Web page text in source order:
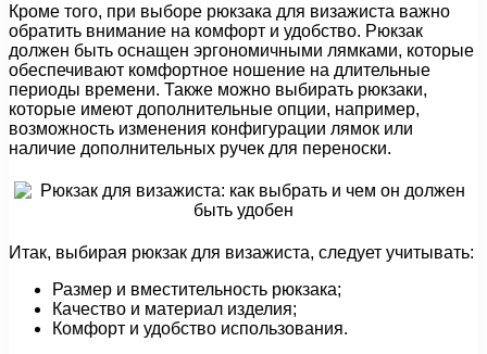
Кроме того, при выборе рюкзака для визажиста важно
обратить внимание на комфорт и удобство. Рюкзак
должен быть оснащен эргономичными лямками, которые
обеспечивают комфортное ношение на длительные
периоды времени. Также можно выбирать рюкзаки,
которые имеют дополнительные опции, например,
возможность изменения конфигурации лямок или
наличие дополнительных ручек для переноски.
Итак, выбирая рюкзак для визажиста, следует учитывать:
Размер и вместительность рюкзака;
Качество и материал изделия;
Комфорт и удобство использования.